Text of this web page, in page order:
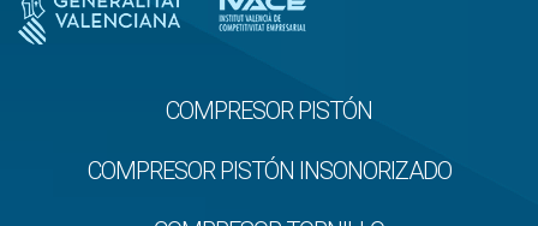
COMPRESOR PISTÓN
COMPRESOR PISTÓN INSONORIZADO